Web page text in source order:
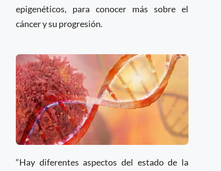
epigenéticos, para conocer más sobre el
cáncer y su progresión.
“Hay diferentes aspectos del estado de la